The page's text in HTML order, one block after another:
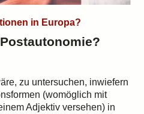
in Europa?
zu untersuchen, inwiefern
(womöglich mit
Adjektiv versehen) in